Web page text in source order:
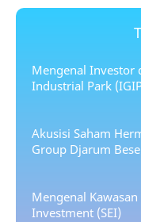
Mengenal Investor
Industrial Park
Akusisi Saham
Group Djarum
Mengenal
Investment (SEI)